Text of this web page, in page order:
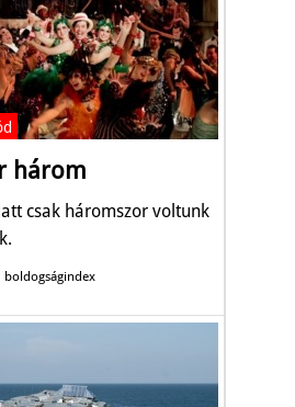
három
csak háromszor voltunk
boldogságindex